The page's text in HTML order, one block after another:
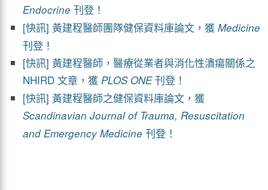
Endocrine 刊登！
[快訊] 黃建程醫師團隊健保資料庫論文，獲 Medicine
刊登！
[快訊] 黃建程醫師，醫療從業者與消化性潰瘍關係之
NHIRD 文章，獲 PLOS ONE刊登！
[快訊] 黃建程醫師之健保資料庫論文，獲
Scandinavian Journal of Trauma, Resuscitation
and Emergency Medicine 刊登！